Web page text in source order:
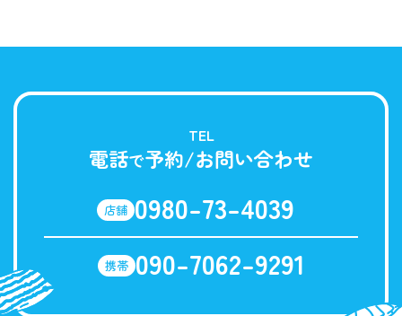
TEL
電話で予約/お問い合わせ
店舗 0980-73-4039
携帯 090-7062-9291